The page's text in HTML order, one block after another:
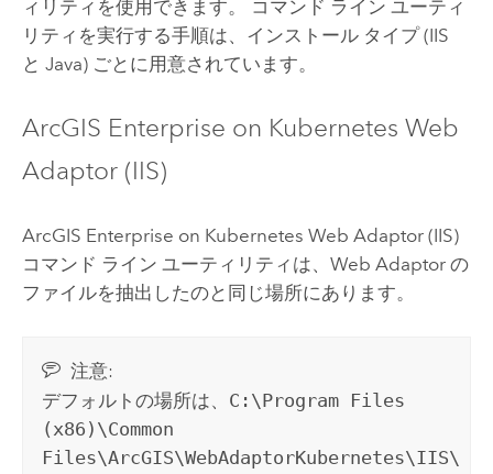
ィリティを使用できます。 コマンド ライン ユーティ
リティを実行する手順は、インストール タイプ (IIS
と Java) ごとに用意されています。
ArcGIS Enterprise on Kubernetes Web
Adaptor (IIS)
ArcGIS Enterprise on Kubernetes Web Adaptor (IIS)
コマンド ライン ユーティリティは、Web Adaptor の
ファイルを抽出したのと同じ場所にあります。
注意:
デフォルトの場所は、 C:\Program Files
(x86)\Common
Files\ArcGIS\WebAdaptorKubernetes\IIS\